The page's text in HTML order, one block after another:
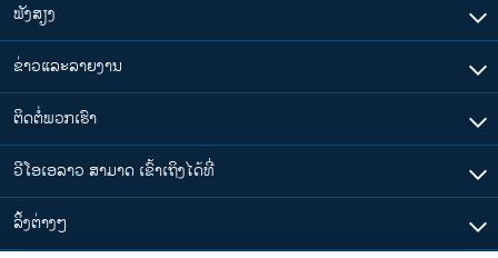
ຟັງສຽງ
ຂ່າວແລະລາຍງານ
ຕິດຕໍ່ພວກເຮົາ
ວີໂອເອລາວ ສາມາດ ເຂົ້າເຖິງໄດ້ທີ່
​ລິ້ງ​ຕ່າງໆ